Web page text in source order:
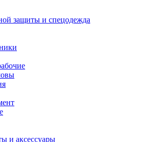
защиты и спецодежда
и аксессуары